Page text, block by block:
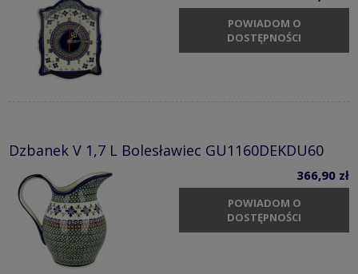
POWIADOM O
DOSTĘPNOŚCI
Dzbanek V 1,7 L Bolesławiec GU1160DEKDU60
366,90 zł
POWIADOM O
DOSTĘPNOŚCI